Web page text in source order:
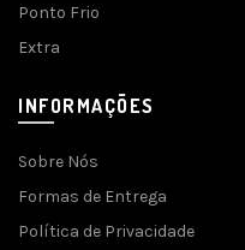
Ponto Frio
Extra
INFORMAÇÕES
Sobre Nós
Formas de Entrega
Política de Privacidade